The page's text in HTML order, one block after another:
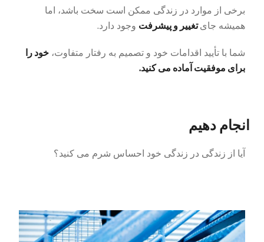
برخی از موارد در زندگی ممکن است سخت باشد، اما
همیشه جایتغییر و پیشرفت وجود دارد.
شما با تأیید اقدامات خود و تصمیم به رفتار متفاوت، خود را
برای موفقیت آماده می کنید.
انجام دهیم
آیا از زندگی در زندگی خود احساس شرم می کنید؟